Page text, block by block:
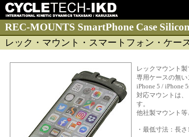
REC-MOUNTS SmartPhone Case
レック・マウント・スマートフォン・ケー
レックマウント
専用ケースの無
iPhone 5 / iPhone
対応マウントは
す。
他社製マウント等
・最低寸法：長